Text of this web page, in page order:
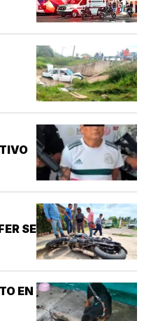
SE
EN